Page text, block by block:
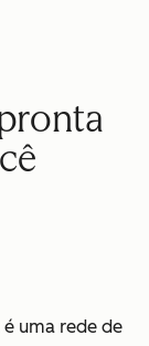
uma rede de